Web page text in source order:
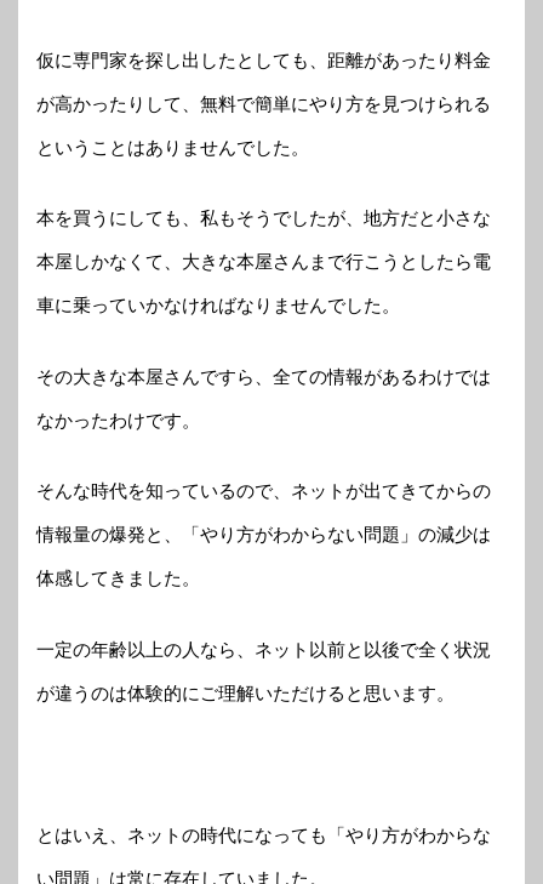
仮に専門家を探し出したとしても、距離があったり料金
が高かったりして、無料で簡単にやり方を見つけられる
ということはありませんでした。
本を買うにしても、私もそうでしたが、地方だと小さな
本屋しかなくて、大きな本屋さんまで行こうとしたら電
車に乗っていかなければなりませんでした。
その大きな本屋さんですら、全ての情報があるわけでは
なかったわけです。
そんな時代を知っているので、ネットが出てきてからの
情報量の爆発と、「やり方がわからない問題」の減少は
体感してきました。
一定の年齢以上の人なら、ネット以前と以後で全く状況
が違うのは体験的にご理解いただけると思います。
とはいえ、ネットの時代になっても「やり方がわからな
い問題」は常に存在していました。